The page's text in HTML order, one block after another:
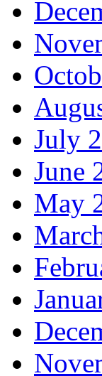
July
June
May